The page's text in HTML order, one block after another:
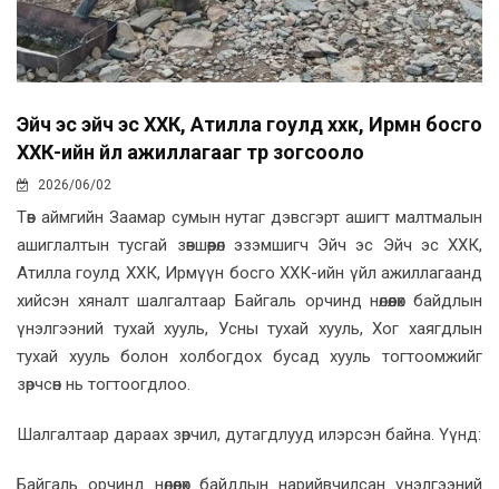
Эйч эс эйч эс ХХК, Атилла гоулд ххк, Ирмүүн босго
ХХК-ийн үйл ажиллагааг түр зогсооло
2026/06/02
Төв аймгийн Заамар сумын нутаг дэвсгэрт ашигт малтмалын
ашиглалтын тусгай зөвшөөрөл эзэмшигч Эйч эс Эйч эс ХХК,
Атилла гоулд ХХК, Ирмүүн босго ХХК-ийн үйл ажиллагаанд
хийсэн хяналт шалгалтаар Байгаль орчинд нөлөөлөх байдлын
үнэлгээний тухай хууль, Усны тухай хууль, Хог хаягдлын
тухай хууль болон холбогдох бусад хууль тогтоомжийг
зөрчсөн нь тогтоогдлоо.
Шалгалтаар дараах зөрчил, дутагдлууд илэрсэн байна. Үүнд:
Байгаль орчинд нөлөөлөх байдлын нарийвчилсан үнэлгээний